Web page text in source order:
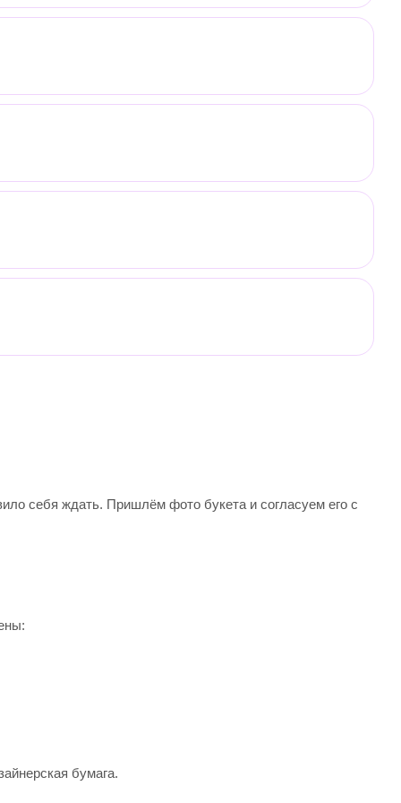
себя ждать. Пришлём фото букета и согласуем его с
бумага.